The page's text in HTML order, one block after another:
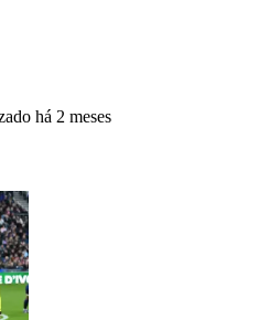
há 2 meses